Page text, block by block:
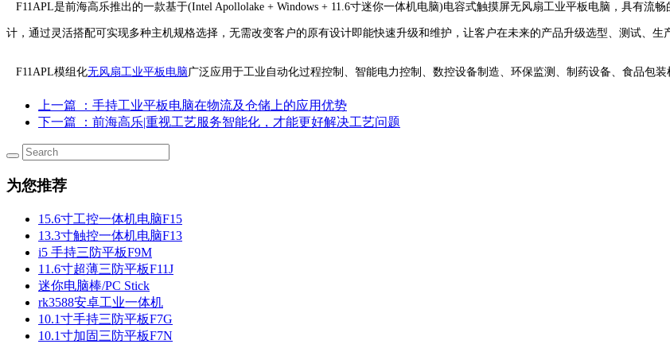
F11APL是前海高乐推出的一款基于(Intel Apollolake + Windows + 11.6寸迷你一体机电脑)电容式触摸屏无风扇工业平板电脑，具有流
计，通过灵活搭配可实现多种主机规格选择，无需改变客户的原有设计即能快速升级和维护，让客户在未来的产品升级选型、测试、生
F11APL模组化无风扇工业平板电脑广泛应用于工业自动化过程控制、智能电力控制、数控设备制造、环保监测、制药设备、食品包
上一篇
：手持工业平板电脑在物流及仓储上的应用优势
下一篇
：前海高乐|重视工艺服务智能化，才能更好解决工艺问题
为您推荐
15.6寸工控一体机电脑F15
13.3寸触控一体机电脑F13
i5 手持三防平板F9M
11.6寸超薄三防平板F11J
迷你电脑棒/PC Stick
rk3588安卓工业一体机
10.1寸手持三防平板F7G
10.1寸加固三防平板F7N